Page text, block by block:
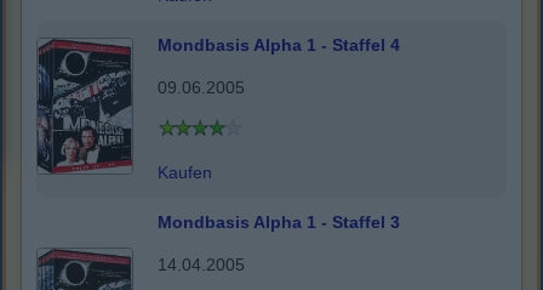
Mondbasis Alpha 1 - Staffel 4
09.06.2005
Kaufen
Mondbasis Alpha 1 - Staffel 3
14.04.2005